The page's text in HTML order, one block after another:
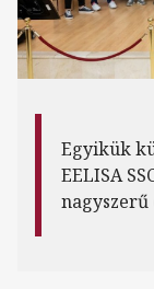
Egyikük
EELISA